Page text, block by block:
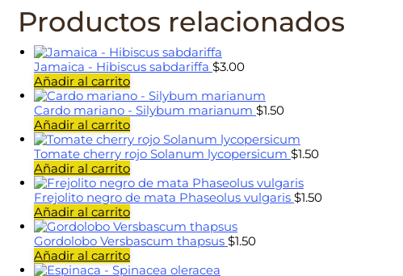
Productos relacionados
Jamaica - Hibiscus sabdariffa $3.00
Añadir al carrito
Cardo mariano - Silybum marianum $1.50
Añadir al carrito
Tomate cherry rojo Solanum lycopersicum $1.50
Añadir al carrito
Frejolito negro de mata Phaseolus vulgaris $1.50
Añadir al carrito
Gordolobo Versbascum thapsus $1.50
Añadir al carrito